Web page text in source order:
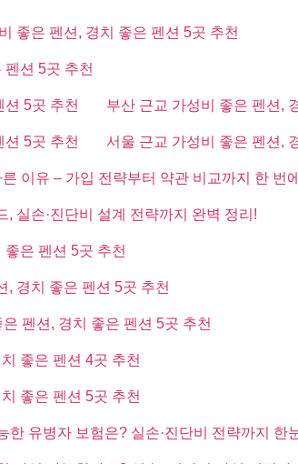
좋은 펜션, 경치 좋은 펜션 5곳 추천
션 5곳 추천
5곳 추천 부산 근교 가성비 좋은 펜션,
5곳 추천 서울 근교 가성비 좋은 펜션,
이유 – 가입 전략부터 약관 비교까지 한 번
실손·진단비 설계 전략까지 완벽 정리!
은 펜션 5곳 추천
, 경치 좋은 펜션 5곳 추천
펜션, 경치 좋은 펜션 5곳 추천
좋은 펜션 4곳 추천
좋은 펜션 5곳 추천
한 유병자 보험은? 실손·진단비 전략까지 한